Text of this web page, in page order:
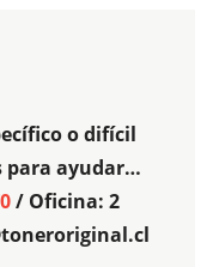
o difícil
para ayudar…
/ Oficina: 2